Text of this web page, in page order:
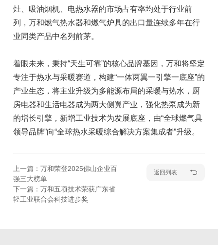
灶、吸油烟机、电热水器的市场占有率均处于行业前
列，万和燃气热水器和燃气炉具的出口量连续多年在行
业同类产品中名列前茅。
着眼未来，秉持“天生可靠”的核心品牌基因，万和将坚定
专注于热水与采暖赛道，构建“一体两翼一引擎一底座”的
产业生态，将主业升级为多能源布局的采暖与热水，厨
房电器和生活电器成为两大侧翼产业，强化热泵成为新
的增长引擎，新增工业技术为发展底座，由“全球燃气具
领导品牌”向“全球热水采暖综合解决方案集成者”升级。
上一篇：万和荣登2025佛山企业百
强三大榜单
下一篇：万和五项技术荣获广东省
轻工业联合会科技进步奖
返回列表